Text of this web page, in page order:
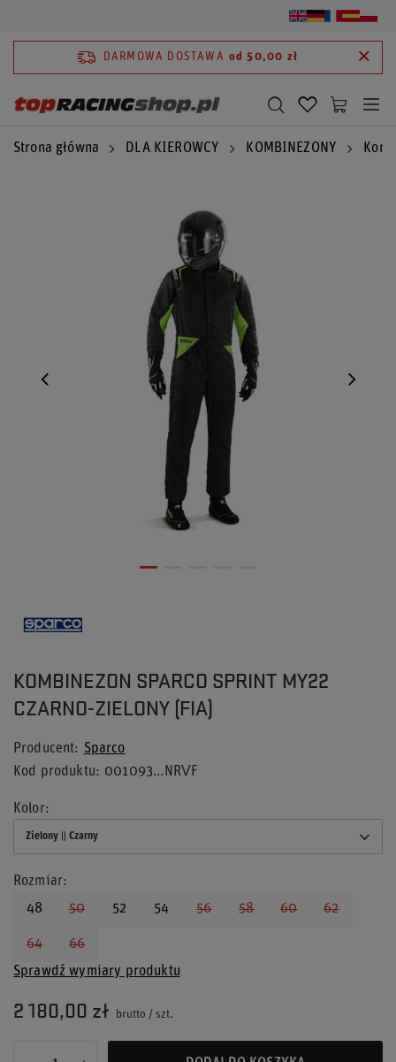
DARMOWA DOSTAWA od 50,00 zł
Strona główna DLA KIEROWCY KOMBINEZONY
KOMBINEZON SPARCO SPRINT MY22
CZARNO-ZIELONY (FIA)
Producent
Sparco
Kod produktu
001093...NRVF
Kolor
Zielony || Czarny
Rozmiar
48
50 52 54 56 58 60 62
64
66
Sprawdź wymiary produktu
2 180,00 zł brutto / szt.